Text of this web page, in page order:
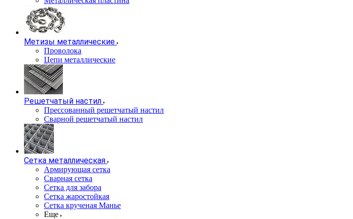
Метизы металлические
Проволока
Цепи металлические
Решетчатый настил
Прессованный решетчатый настил
Сварной решетчатый настил
Сетка металлическая
Армирующая сетка
Сварная сетка
Сетка для забора
Сетка жаростойкая
Сетка крученая Манье
Еще